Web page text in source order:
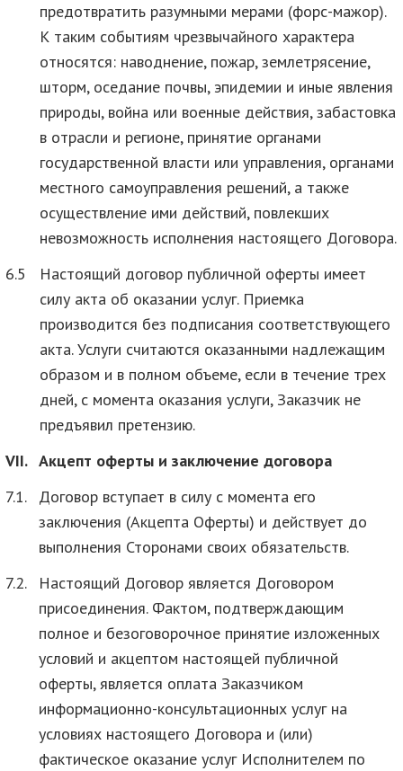
предотвратить разумными мерами (форс-мажор).
К таким событиям чрезвычайного характера
относятся: наводнение, пожар, землетрясение,
шторм, оседание почвы, эпидемии и иные явления
природы, война или военные действия, забастовка
в отрасли и регионе, принятие органами
государственной власти или управления, органами
местного самоуправления решений, а также
осуществление ими действий, повлекших
невозможность исполнения настоящего Договора.
6.5
Настоящий договор публичной оферты имеет
силу акта об оказании услуг. Приемка
производится без подписания соответствующего
акта. Услуги считаются оказанными надлежащим
образом и в полном объеме, если в течение трех
дней, с момента оказания услуги, Заказчик не
предъявил претензию.
VII. Акцепт оферты и заключение договора
7.1.
Договор вступает в силу с момента его
заключения (Акцепта Оферты) и действует до
выполнения Сторонами своих обязательств.
7.2.
Настоящий Договор является Договором
присоединения. Фактом, подтверждающим
полное и безоговорочное принятие изложенных
условий и акцептом настоящей публичной
оферты, является оплата Заказчиком
информационно-консультационных услуг на
условиях настоящего Договора и (или)
фактическое оказание услуг Исполнителем по